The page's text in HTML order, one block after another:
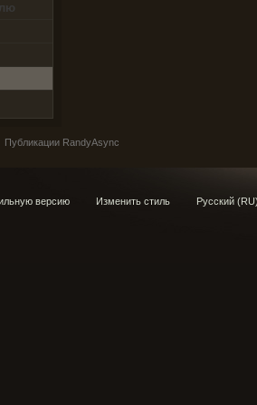
Публикации RandyAsync
версию Изменить стиль Русский